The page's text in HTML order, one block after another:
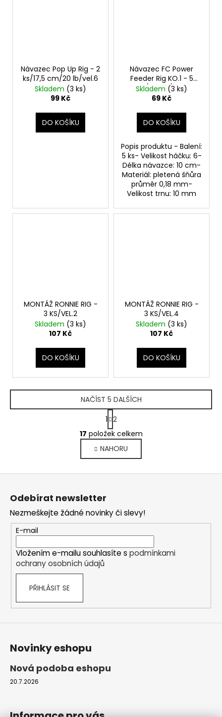
Návazec Pop Up Rig - 2
ks/17,5 cm/20 lb/vel.6
Skladem (3 ks)
99 Kč
DO KOŠÍKU
Návazec FC Power
Feeder Rig KO.1 - 5
ks/10 cm/0,18
mm/vel.6
Skladem (3 ks)
69 Kč
DO KOŠÍKU
Popis produktu - Balení:
5 ks- Velikost háčku: 6-
Délka návazce: 10 cm-
Materiál: pletená šňůra
průměr 0,18 mm-
Velikost trnu: 10 mm
MONTÁŽ RONNIE RIG -
3 KS/VEL.2
Skladem (3 ks)
107 Kč
DO KOŠÍKU
MONTÁŽ RONNIE RIG -
3 KS/VEL.4
Skladem (3 ks)
107 Kč
DO KOŠÍKU
O
v
l
á
d
p
r
v
k
y
u
NAČÍST 5 DALŠÍCH
S
t
r
á
n
k
o
í
1 2
17 položek celkem
NAHORU
Odebírat newsletter
Nezmeškejte žádné novinky či slevy!
E-mail
Vložením e-mailu souhlasíte s podmínkami
ochrany osobních údajů
PŘIHLÁSIT SE
Novinky eshopu
Nová podoba eshopu
20.7.2026